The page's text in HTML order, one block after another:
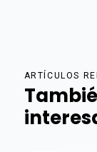
ARTÍCULOS